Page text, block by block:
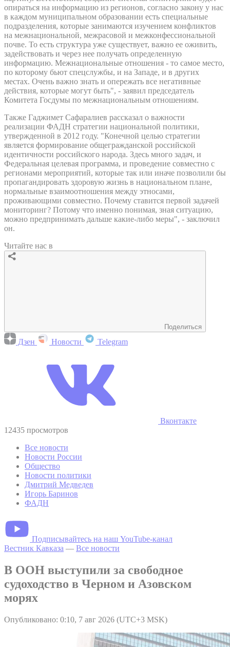
опираться на информацию из регионов, согласно закону у нас
в каждом муниципальном образовании есть специальные
подразделения, которые занимаются изучением конфликтов
на межнациональной, межрасовой и межконфессиональной
почве. То есть структура уже существует, важно ее оживить,
задействовать и через нее получать определенную
информацию. Межнациональные отношения - то самое место,
по которому бьют спецслужбы, и на Западе, и в других
местах. Очень важно знать и опережать все негативные
действия, которые могут быть", - заявил председатель
Комитета Госдумы по межнациональным отношениям.
Также Гаджимет Сафаралиев рассказал о важности
реализации ФАДН стратегии национальной политики,
утвержденной в 2012 году. "Конечной целью стратегии
является формирование общегражданской российской
идентичности российского народа. Здесь много задач, и
Федеральная целевая программа, и проведение совместно с
регионами мероприятий, которые так или иначе позволили бы
пропагандировать здоровую жизнь в национальном плане,
нормальные взаимоотношения между этносами,
проживающими совместно. Почему ставится первой задачей
мониторинг? Потому что именно понимая, зная ситуацию,
можно предпринимать дальше какие-либо меры", - заключил
он.
Читайте нас в
Поделиться
Дзен Новости Telegram
Вконтакте
12435 просмотров
Все новости
Новости России
Общество
Новости политики
Дмитрий Медведев
Игорь Баринов
ФАДН
Подписывайтесь на наш YouTube-канал
Вестник Кавказа — Все новости
В ООН выступили за свободное
судоходство в Черном и Азовском
морях
Опубликовано: 0:10, 7 авг 2026 (UTC+3 MSK)